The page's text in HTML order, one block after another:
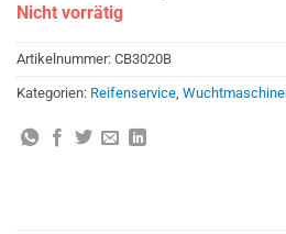
Nicht vorrätig
Artikelnummer: CB3020B
Kategorien: Reifenservice